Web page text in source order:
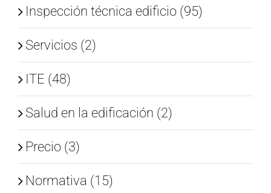
ES
Inspección técnica edificio (95)
Servicios (2)
ITE (48)
Salud en la edificación (2)
Precio (3)
Normativa (15)